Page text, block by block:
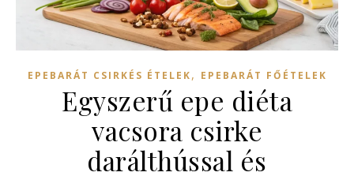
EPEBARÁT CSIRKÉS ÉTELEK, EPEBARÁT FŐÉTELEK
Egyszerű epe diéta
vacsora csirke
darálthússal és